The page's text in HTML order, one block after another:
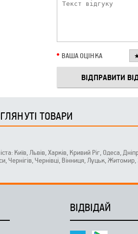
ВАША ОЦІНКА
ТОВАРИ
Київ, Львів, Харків, Кривий Ріг, Одеса,
Чернігів, Чернівці, Вінниця, Луцьк,
ВІДВІДАЙ